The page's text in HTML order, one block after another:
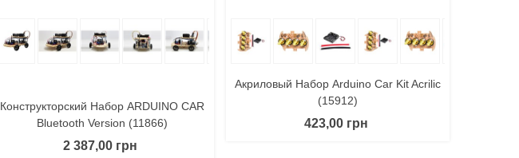
Конструкторский Набор ARDUINO CAR
Bluetooth Version (11866)
2 387,00 грн
Акриловый Набор Arduino Car Kit Acrilic
(15912)
423,00 грн